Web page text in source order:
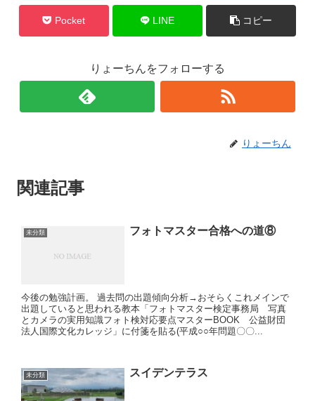
Pocket LINE コピー
りょーちんをフォローする
りょーちん
関連記事
未分類 フォトマスター合格への道⑧
今後の勉強計画。 過去問の出題傾向分析→おそらくこれメインで
出題していると思われる教本「フォトマスター検定事務局 写真
とカメラの実用知識フォト検対応要点マスターBOOK 公益財団
法人国際文化カレッジ」に付箋を貼る(平成○○年問題〇〇...
未分類 スイデンテラス